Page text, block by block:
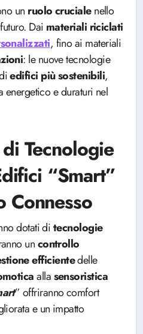
un ruolo crucialenello
Dai materiali riciclati
, fino ai materiali
: le nuove tecnologie
edifici più sostenibili,
energetico e duraturi nel
Tecnologie
“Smart”
Connesso
dotati ditecnologie
uncontrollo
efficientedelle
allasensoristica
” offriranno comfort
e un impatto